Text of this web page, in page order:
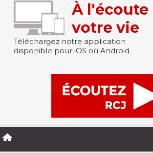
À l'écoute
votre vie
Téléchargez notre application
disponible pour iOS où Android